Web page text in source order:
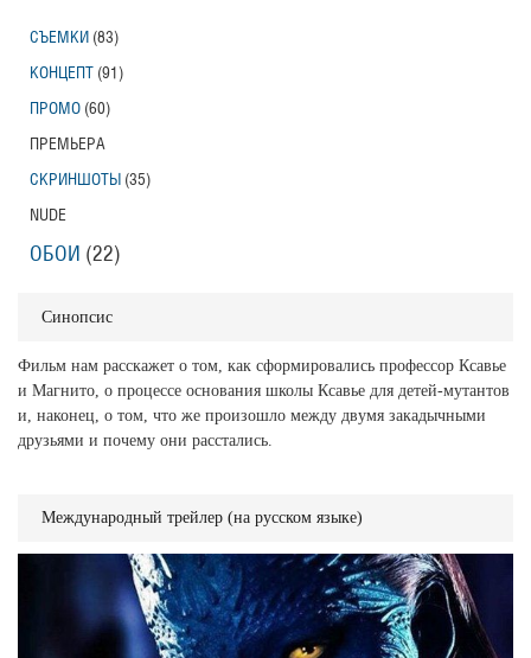
Синопсис
Фильм нам расскажет о том, как сформировались профессор Ксавье
и Магнито, о процессе основания школы Ксавье для детей-мутантов
и, наконец, о том, что же произошло между двумя закадычными
друзьями и почему они расстались.
Международный трейлер (на русском языке)
СЪЕМКИ (83)
КОНЦЕПТ (91)
ПРОМО (60)
ПРЕМЬЕРА
СКРИНШОТЫ (35)
NUDE
ОБОИ (22)